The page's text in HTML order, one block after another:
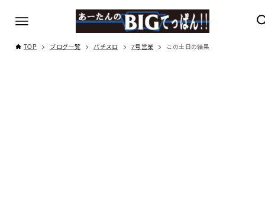
TOP ブログ一覧 パチスロ 7号営業 この土日の結果